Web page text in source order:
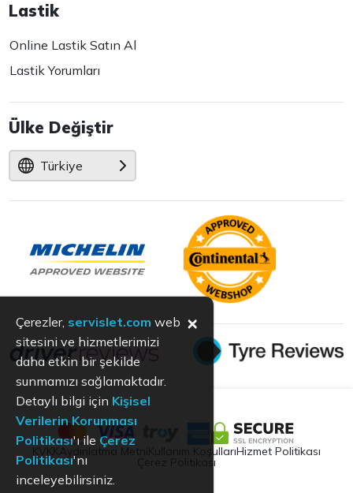
Lastik
Online Lastik Satın Al
Lastik Yorumları
Ülke Değiştir
Türkiye
Aydınlatma Metni Kullanım KoşullarıHizmet Politikası
Çerez Politikası
Çerezler, servislet.com web
sitesini ve hizmetlerimizi
daha etkin bir şekilde
sunmamızı sağlamaktadır.
Detaylı bilgi için Kişisel
Verilerin Korunması
Politikası'ı ile Çerez
Politikası'nı
inceleyebilirsiniz.
×